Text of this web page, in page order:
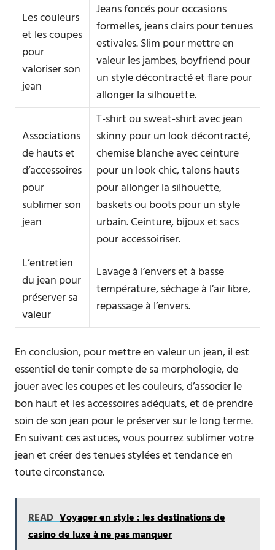
Les couleurs
et les coupes
pour
valoriser son
jean
Jeans foncés pour occasions
formelles, jeans clairs pour tenues
estivales. Slim pour mettre en
valeur les jambes, boyfriend pour
un style décontracté et flare pour
allonger la silhouette.
Associations
de hauts et
d’accessoires
pour
sublimer son
jean
T-shirt ou sweat-shirt avec jean
skinny pour un look décontracté,
chemise blanche avec ceinture
pour un look chic, talons hauts
pour allonger la silhouette,
baskets ou boots pour un style
urbain. Ceinture, bijoux et sacs
pour accessoiriser.
L’entretien
du jean pour
préserver sa
valeur
Lavage à l’envers et à basse
température, séchage à l’air libre,
repassage à l’envers.
En conclusion, pour mettre en valeur un jean, il est
essentiel de tenir compte de sa morphologie, de
jouer avec les coupes et les couleurs, d’associer le
bon haut et les accessoires adéquats, et de prendre
soin de son jean pour le préserver sur le long terme.
En suivant ces astuces, vous pourrez sublimer votre
jean et créer des tenues stylées et tendance en
toute circonstance.
READ Voyager en style : les destinations de
casino de luxe à ne pas manquer